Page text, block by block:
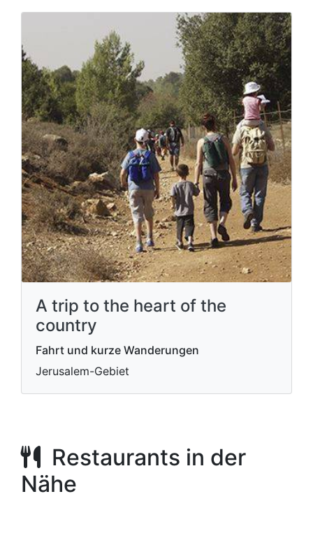
A trip to the heart of the
country
Fahrt und kurze Wanderungen
Jerusalem-Gebiet
Restaurants in der
Nähe